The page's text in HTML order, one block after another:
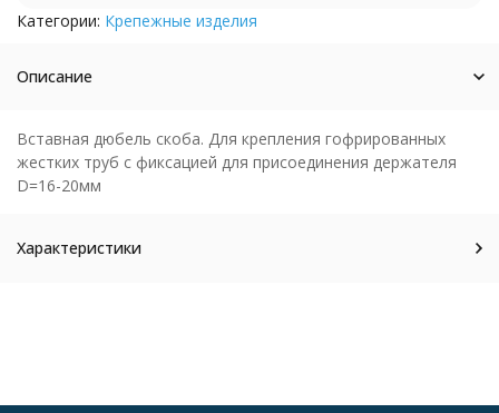
Категории: Крепежные изделия
Описание
Вставная дюбель скоба. Для крепления гофрированных
жестких труб с фиксацией для присоединения держателя
D=16-20мм
Характеристики